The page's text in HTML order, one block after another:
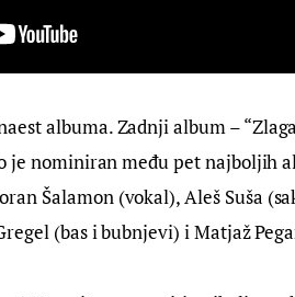
albuma. Zadnji album –
je nominiran među pet najboljih
Šalamon (vokal), Aleš Suša
(bas i bubnjevi) i Matjaž